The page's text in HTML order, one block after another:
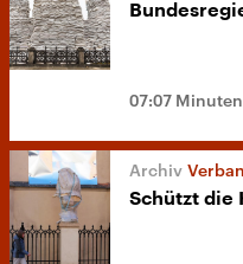
07:07 Minuten
Schützt die